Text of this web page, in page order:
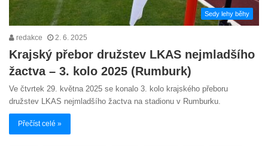
Sedy lehy běhy
redakce 2. 6. 2025
Krajský přebor družstev LKAS nejmladšího
žactva – 3. kolo 2025 (Rumburk)
Ve čtvrtek 29. května 2025 se konalo 3. kolo krajského přeboru
družstev LKAS nejmladšího žactva na stadionu v Rumburku.
Přečíst celé »